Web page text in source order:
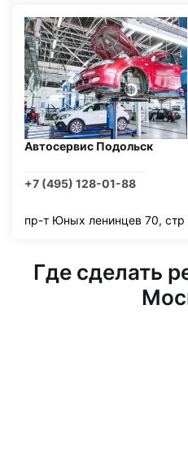
Автосервис Подольск
+7 (495) 128-01-88
пр-т Юных ленинцев 70, стр
Где сделать